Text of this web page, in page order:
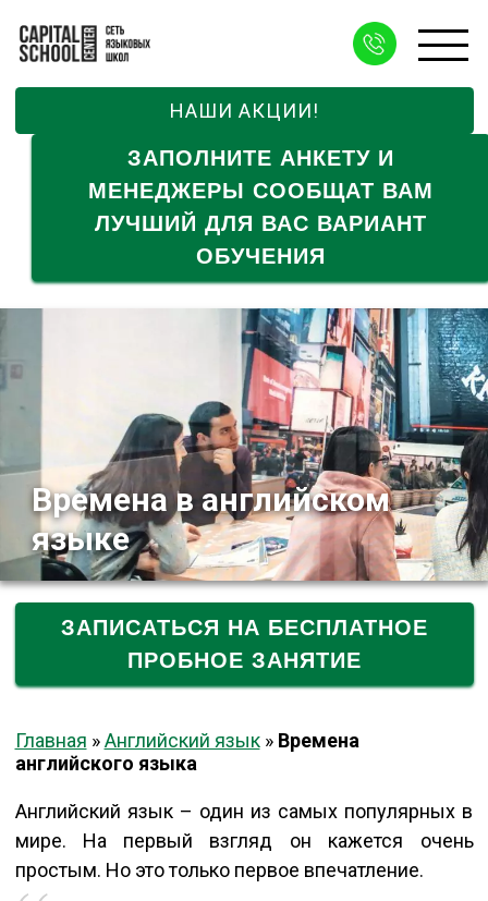
НАШИ АКЦИИ!
ЗАПОЛНИТЕ АНКЕТУ И
МЕНЕДЖЕРЫ СООБЩАТ ВАМ
ЛУЧШИЙ ДЛЯ ВАС ВАРИАНТ
ОБУЧЕНИЯ
Времена в английском
языке
ЗАПИСАТЬСЯ НА БЕСПЛАТНОЕ
ПРОБНОЕ ЗАНЯТИЕ
Главная »Английский язык» Времена
английского языка
Английский язык – один из самых популярных в
мире. На первый взгляд он кажется очень
простым. Но это только первое впечатление.